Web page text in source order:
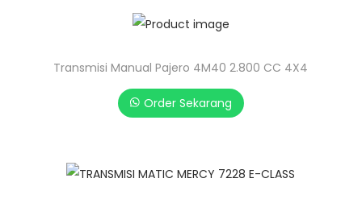
Transmisi Manual Pajero 4M40 2.800 CC 4X4
Order Sekarang